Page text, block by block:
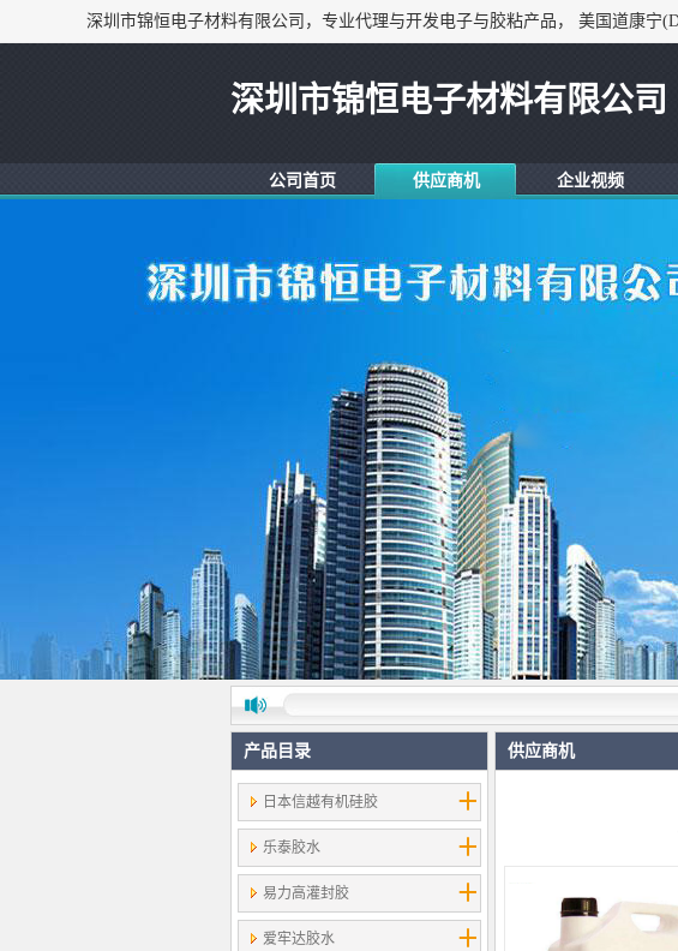
深圳市锦恒电子材料有限公司
公司首页 供应商机 企业视频
产品目录
日本信越有机硅胶
乐泰胶水
易力高灌封胶
爱牢达胶水
供应商机